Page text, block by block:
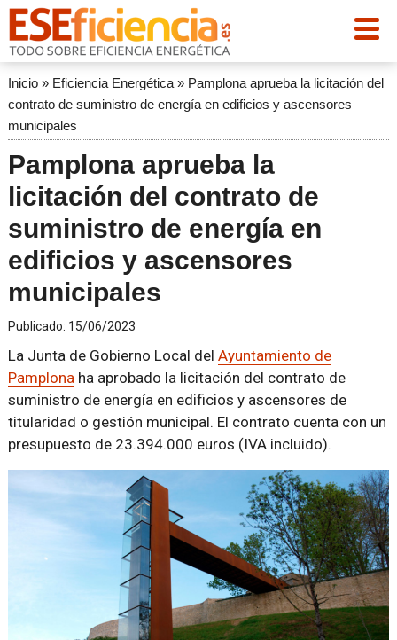
Inicio» Eficiencia Energética» Pamplona aprueba la licitación del
contrato de suministro de energía en edificios y ascensores
municipales
Pamplona aprueba la
licitación del contrato de
suministro de energía en
edificios y ascensores
municipales
Publicado: 15/06/2023
La Junta de Gobierno Local del Ayuntamiento de
Pamplonaha aprobado la licitación del contrato de
suministro de energía en edificios y ascensores de
titularidad o gestión municipal. El contrato cuenta con un
presupuesto de 23.394.000 euros (IVA incluido).